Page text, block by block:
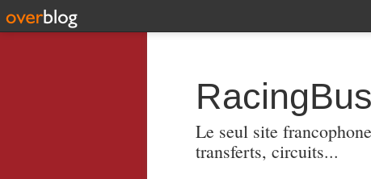
Le seul site
transferts, circuits...